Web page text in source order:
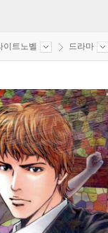
이트노벨 드라마